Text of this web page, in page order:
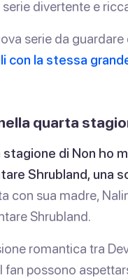
divertente e
serie da
con la stessa
quarta
di Non ho
Shrubland, una
con sua madre,
Shrubland.
romantica tra
fan possono